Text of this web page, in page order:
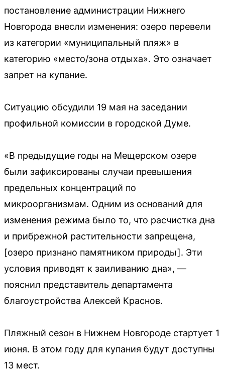
постановление администрации Нижнего
Новгорода внесли изменения: озеро перевели
из категории «муниципальный пляж» в
категорию «место/зона отдыха». Это означает
запрет на купание.
Ситуацию обсудили 19 мая на заседании
профильной комиссии в городской Думе.
«В предыдущие годы на Мещерском озере
были зафиксированы случаи превышения
предельных концентраций по
микроорганизмам. Одним из оснований для
изменения режима было то, что расчистка дна
и прибрежной растительности запрещена,
[озеро признано памятником природы]. Эти
условия приводят к заиливанию дна», —
пояснил представитель департамента
благоустройства Алексей Краснов.
Пляжный сезон в Нижнем Новгороде стартует 1
июня. В этом году для купания будут доступны
13 мест.